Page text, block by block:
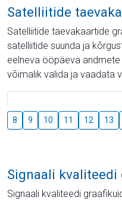
Satelliitide
Satelliitide taevakaartide
satelliitide suunda ja
eelneva ööpäeva
võimalik valida ja vaadata
8 9 10 11 12 13
Signaali kvaliteedi
Signaali kvaliteedi